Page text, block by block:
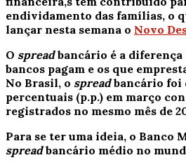
endividamento das famílias, o
lançar nesta semana o Novo
O spreadbancário é a diferença
bancos pagam e os que
No Brasil, o spreadbancário foi
percentuais (p.p.) em março
registrados no mesmo mês de
Para se ter uma ideia, o Banco
spreadbancário médio no